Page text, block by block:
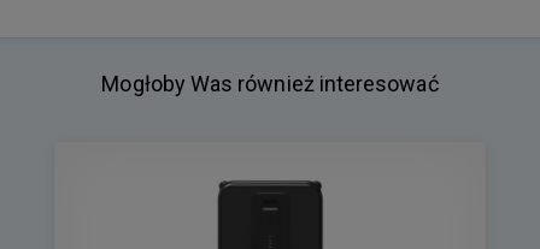
Mogłoby Was również interesować